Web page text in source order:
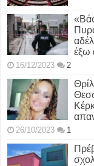
έξω
16/12/2023 2
26/10/2023 1